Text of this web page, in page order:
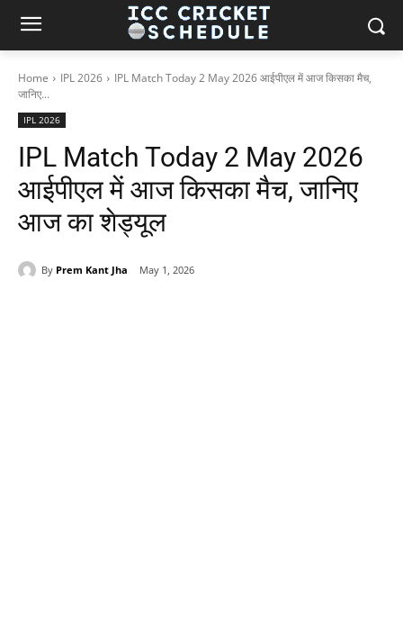
Home IPL 2026
IPL Match Today 2 May 2026 आईपीएल में आज किसका मैच,
जानिए...
IPL 2026
IPL Match Today 2 May 2026
आईपीएल में आज किसका मैच, जानिए
आज का शेड्यूल
By Prem Kant Jha May 1, 2026